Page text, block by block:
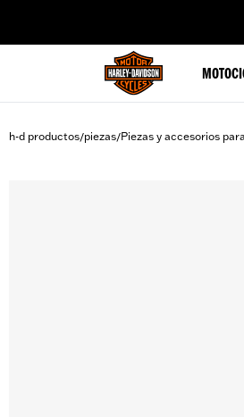
h-d productos/piezas/Piezas y accesorios